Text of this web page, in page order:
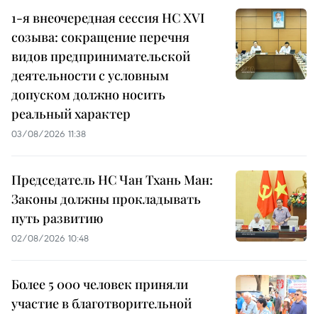
1-я внеочередная сессия НС XVI
созыва: сокращение перечня
видов предпринимательской
деятельности с условным
допуском должно носить
реальный характер
03/08/2026 11:38
Председатель НС Чан Тхань Ман:
Законы должны прокладывать
путь развитию
02/08/2026 10:48
Более 5 000 человек приняли
участие в благотворительной